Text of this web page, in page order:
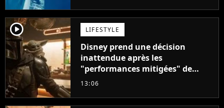
player2 LIFESTYLE
Disney prend une décision
inattendue après les
"performances mitigées" de
Vaiana et The Mandalorian &
13:06